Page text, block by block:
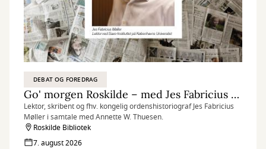
DEBAT OG FOREDRAG
Go' morgen Roskilde – med Jes Fabricius Møller
Lektor, skribent og fhv. kongelig ordenshistoriograf Jes Fabricius
Møller i samtale med Annette W. Thuesen.
Roskilde Bibliotek
7. august 2026